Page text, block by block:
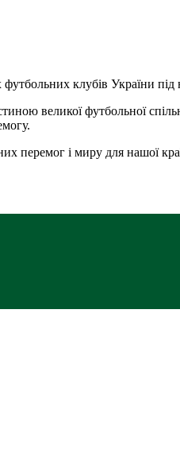
футбольних клубів України
великої футбольної
перемог і миру для нашої